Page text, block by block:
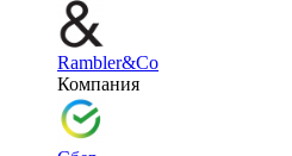
Rambler&Co
Компания